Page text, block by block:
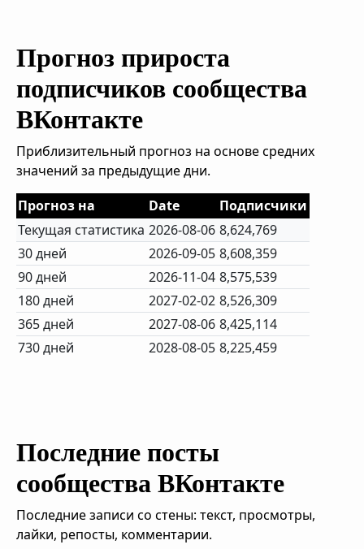
Прогноз прироста
подписчиков сообщества
ВКонтакте
Приблизительный прогноз на основе средних
значений за предыдущие дни.
Прогноз на
Date
Подписчики
Текущая статистика 2026-08-06 8,624,769
30 дней
2026-09-05 8,608,359
90 дней
2026-11-04 8,575,539
180 дней
2027-02-02 8,526,309
365 дней
2027-08-06 8,425,114
730 дней
2028-08-05 8,225,459
Последние посты
сообщества ВКонтакте
Последние записи со стены: текст, просмотры,
лайки, репосты, комментарии.